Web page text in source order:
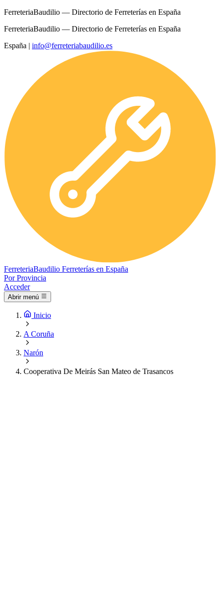
FerreteriaBaudilio — Directorio de Ferreterías en España
FerreteriaBaudilio — Directorio de Ferreterías en España
España | info@ferreteriabaudilio.es
FerreteriaBaudilio Ferreterías en España
Por Provincia
Acceder
Abrir menú
Inicio
A Coruña
Narón
Cooperativa De Meirás San Mateo de Trasancos